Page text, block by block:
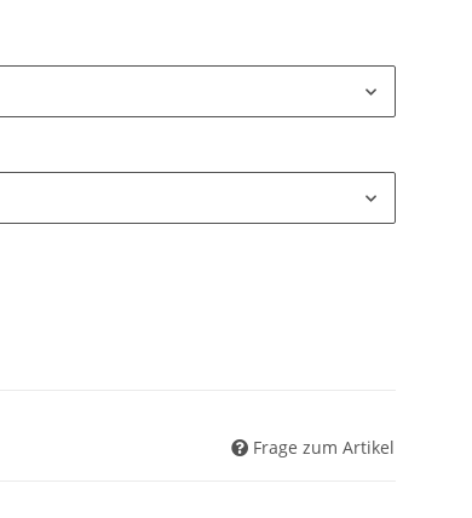
Frage zum Artikel